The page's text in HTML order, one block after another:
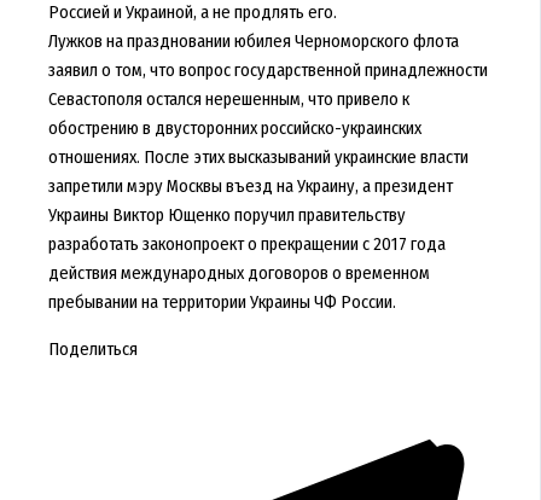
Россией и Украиной, а не продлять его.
Лужков на праздновании юбилея Черноморского флота
заявил о том, что вопрос государственной принадлежности
Севастополя остался нерешенным, что привело к
обострению в двусторонних российско-украинских
отношениях. После этих высказываний украинские власти
запретили мэру Москвы въезд на Украину, а президент
Украины Виктор Ющенко поручил правительству
разработать законопроект о прекращении с 2017 года
действия международных договоров о временном
пребывании на территории Украины ЧФ России.
Поделиться